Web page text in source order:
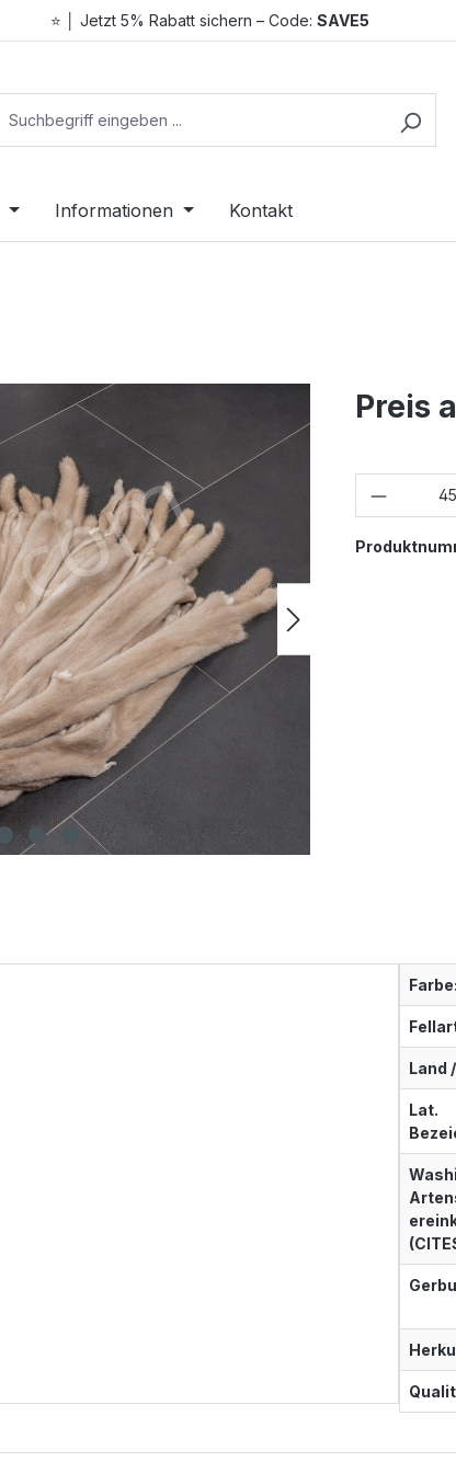
⭐ │ Jetzt 5% Rabatt sichern – Code:SAVE5
Informationen Kontakt
Preis
Farbe:
Land
Lat.